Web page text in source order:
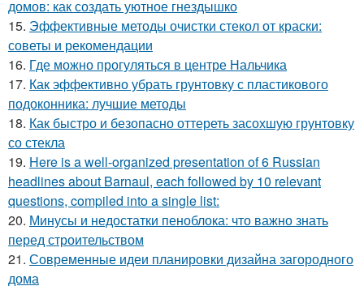
домов: как создать уютное гнездышко
15. Эффективные методы очистки стекол от краски:
советы и рекомендации
16. Где можно прогуляться в центре Нальчика
17. Как эффективно убрать грунтовку с пластикового
подоконника: лучшие методы
18. Как быстро и безопасно оттереть засохшую грунтовку
со стекла
19. Here is a well-organized presentation of 6 Russian
headlines about Barnaul, each followed by 10 relevant
questions, compiled into a single list:
20. Минусы и недостатки пеноблока: что важно знать
перед строительством
21. Современные идеи планировки дизайна загородного
дома